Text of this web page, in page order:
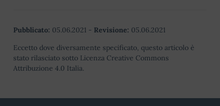
Pubblicato: 05.06.2021 - Revisione: 05.06.2021
Eccetto dove diversamente specificato, questo articolo è
stato rilasciato sotto Licenza Creative Commons
Attribuzione 4.0 Italia.